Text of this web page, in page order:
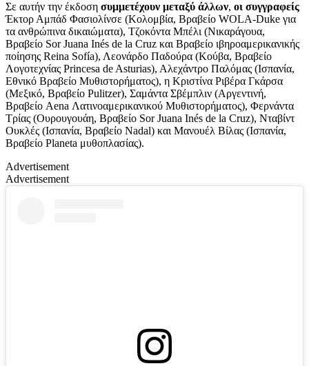
Σε αυτήν την έκδοση συμμετέχουν μεταξύ άλλων, οι συγγραφείς
Έκτορ Αμπάδ Φασιολίνσε (Κολομβία, Βραβείο WOLA-Duke για
τα ανθρώπινα δικαιώματα), Τζοκόντα Μπέλι (Νικαράγουα,
Βραβείο Sor Juana Inés de la Cruz και Βραβείο ιβηροαμερικανικής
ποίησης Reina Sofía), Λεονάρδο Παδούρα (Κούβα, Βραβείο
Λογοτεχνίας Princesa de Asturias), Αλεχάντρο Παλόμας (Ισπανία,
Εθνικό Βραβείο Μυθιστορήματος), η Κριστίνα Ριβέρα Γκάρσα
(Μεξικό, Βραβείο Pulitzer), Σαμάντα Σβέμπλιν (Αργεντινή,
Βραβείο Aena Λατινοαμερικανικού Μυθιστορήματος), Φερνάντα
Τρίας (Ουρουγουάη, Βραβείο Sor Juana Inés de la Cruz), Νταβίντ
Ουκλές (Ισπανία, Βραβείο Nadal) και Μανουέλ Βίλας (Ισπανία,
Βραβείο Planeta μυθοπλασίας).
Advertisement
Advertisement